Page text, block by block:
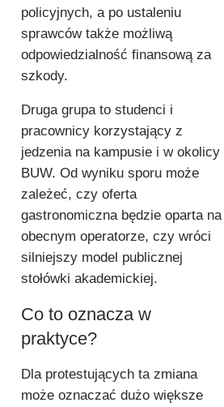
policyjnych, a po ustaleniu
sprawców także możliwą
odpowiedzialność finansową za
szkody.
Druga grupa to studenci i
pracownicy korzystający z
jedzenia na kampusie i w okolicy
BUW. Od wyniku sporu może
zależeć, czy oferta
gastronomiczna będzie oparta na
obecnym operatorze, czy wróci
silniejszy model publicznej
stołówki akademickiej.
Co to oznacza w
praktyce?
Dla protestujących ta zmiana
może oznaczać dużo większe